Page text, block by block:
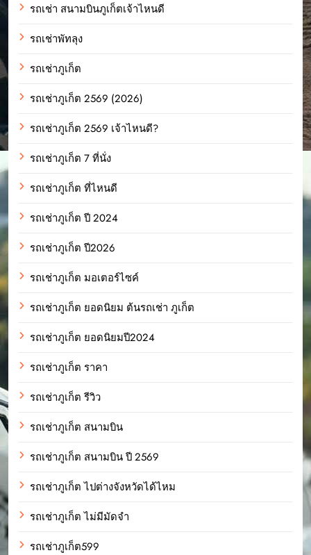
รถเช่า สนามบินภูเก็ตเจ้าไหนดี
รถเช่าพัทลุง
รถเช่าภูเก็ต
รถเช่าภูเก็ต 2569 (2026)
รถเช่าภูเก็ต 2569 เจ้าไหนดี?
รถเช่าภูเก็ต 7 ที่นั่ง
รถเช่าภูเก็ต ที่ไหนดี
รถเช่าภูเก็ต ปี 2024
รถเช่าภูเก็ต ปี2026
รถเช่าภูเก็ต มอเตอร์ไซค์
รถเช่าภูเก็ต ยอดนิยม ต้นรถเช่า ภูเก็ต
รถเช่าภูเก็ต ยอดนิยมปี2024
รถเช่าภูเก็ต ราคา
รถเช่าภูเก็ต รีวิว
รถเช่าภูเก็ต สนามบิน
รถเช่าภูเก็ต สนามบิน ปี 2569
รถเช่าภูเก็ต ไปต่างจังหวัดได้ไหม
รถเช่าภูเก็ต ไม่มีมัดจำ
รถเช่าภูเก็ต599